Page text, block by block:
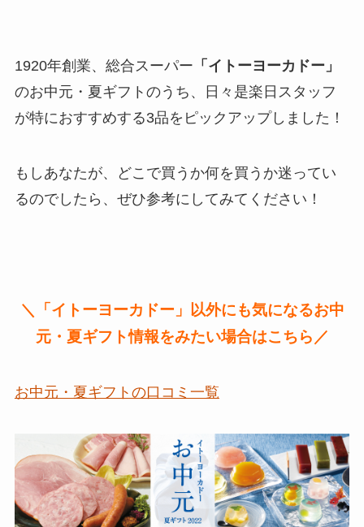
1920年創業、総合スーパー 「イトーヨーカドー」
のお中元・夏ギフトのうち、日々是楽日スタッフ
が特におすすめする3品をピックアップしました！
もしあなたが、どこで買うか何を買うか迷ってい
るのでしたら、ぜひ参考にしてみてください！
＼「イトーヨーカドー」以外にも気になるお中
元・夏ギフト情報をみたい場合はこちら／
お中元・夏ギフトの口コミ一覧